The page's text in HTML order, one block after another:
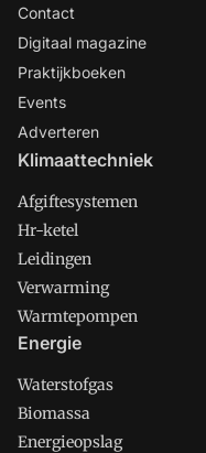
Contact
Digitaal magazine
Praktijkboeken
Events
Adverteren
Klimaattechniek
Afgiftesystemen
Hr-ketel
Leidingen
Verwarming
Warmtepompen
Energie
Waterstofgas
Biomassa
Energieopslag